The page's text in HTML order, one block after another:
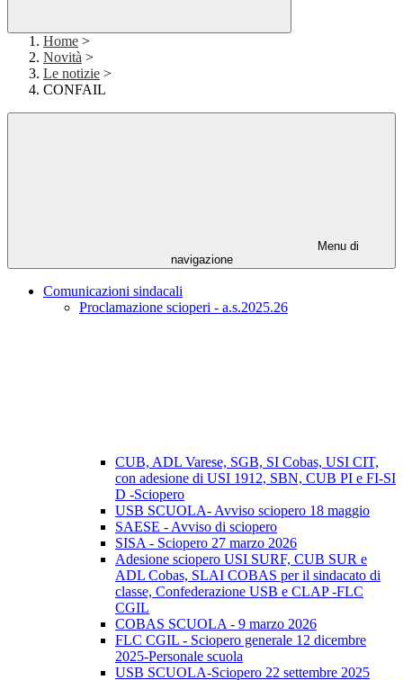
Home >
Novità >
Le notizie >
CONFAIL
Menu di
navigazione
Comunicazioni sindacali
Proclamazione scioperi - a.s.2025.26
CUB, ADL Varese, SGB, SI Cobas, USI CIT,
con adesione di USI 1912, SBN, CUB PI e FI-SI
D -Sciopero
USB SCUOLA- Avviso sciopero 18 maggio
SAESE - Avviso di sciopero
SISA - Sciopero 27 marzo 2026
Adesione sciopero USI SURF, CUB SUR e
ADL Cobas, SLAI COBAS per il sindacato di
classe, Confederazione USB e CLAP -FLC
CGIL
COBAS SCUOLA - 9 marzo 2026
FLC CGIL - Sciopero generale 12 dicembre
2025-Personale scuola
USB SCUOLA-Sciopero 22 settembre 2025